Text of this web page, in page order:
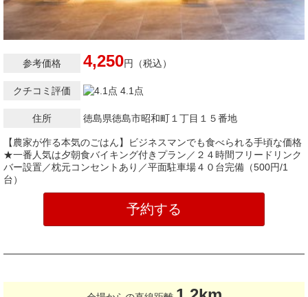
参考価格 4,250円（税込）
クチコミ評価 4.1点
住所 徳島県徳島市昭和町１丁目１５番地
【農家が作る本気のごはん】ビジネスマンでも食べられる手頃な価格
★一番人気は夕朝食バイキング付きプラン／２４時間フリードリンク
バー設置／枕元コンセントあり／平面駐車場４０台完備（500円/1
台）
予約する